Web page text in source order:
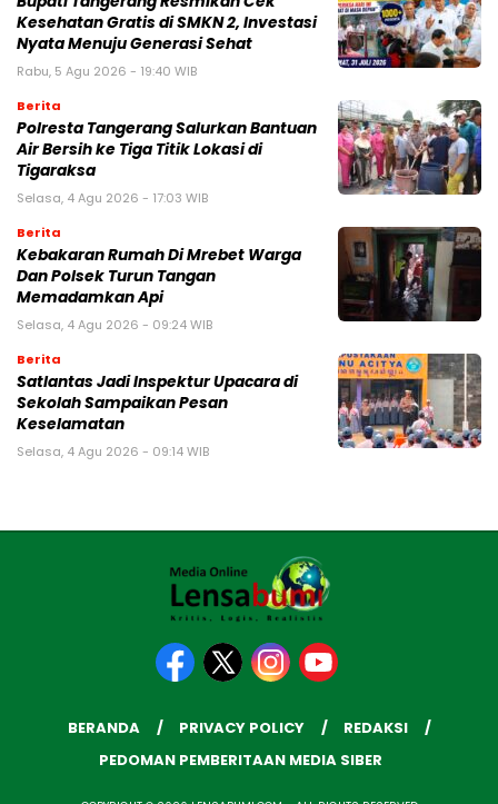
Kesehatan Gratis di SMKN 2, Investasi
Nyata Menuju Generasi Sehat
Rabu, 5 Agu 2026 - 19:40 WIB
Berita
Polresta Tangerang Salurkan Bantuan
Air Bersih ke Tiga Titik Lokasi di
Tigaraksa
Selasa, 4 Agu 2026 - 17:03 WIB
Berita
Kebakaran Rumah Di Mrebet Warga
Dan Polsek Turun Tangan
Memadamkan Api
Selasa, 4 Agu 2026 - 09:24 WIB
Berita
Satlantas Jadi Inspektur Upacara di
Sekolah Sampaikan Pesan
Keselamatan
Selasa, 4 Agu 2026 - 09:14 WIB
BERANDA PRIVACY POLICY
REDAKSI
PEDOMAN PEMBERITAAN MEDIA SIBER